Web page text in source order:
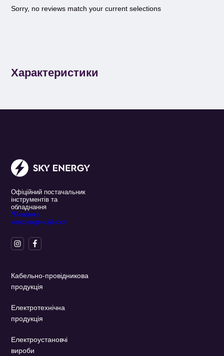
Sorry, no reviews match your current selections
Характеристики
Офіційний постачальник
інструментів та
обладнання
*Політика
конфенденційності
Кабельно-провідникова
продукція
Електротехнічна
продукція
Електроустановчі
вироби